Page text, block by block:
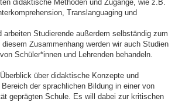
didaktische Methoden und Zugänge, wie z.B.
Translanguaging und
arbeiten Studierende außerdem selbständig zum
Zusammenhang werden wir auch Studien
Schüler*innen und Lehrenden behandeln.
über didaktische Konzepte und
der sprachlichen Bildung in einer von
geprägten Schule. Es will dabei zur kritischen